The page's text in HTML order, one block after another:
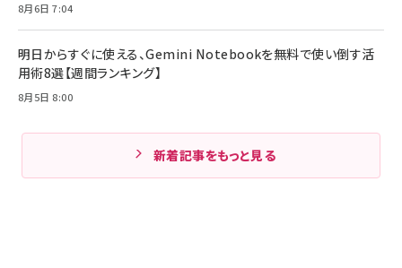
8月6日 7:04
明日からすぐに使える、Gemini Notebookを無料で使い倒す活
用術8選【週間ランキング】
8月5日 8:00
新着記事をもっと見る